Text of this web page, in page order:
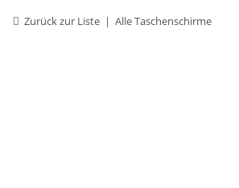
Zurück zur Liste Alle Taschenschirme